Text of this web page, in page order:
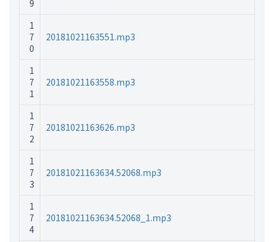
9
1
7
0
20181021163551.mp3
1
7
1
20181021163558.mp3
1
7
2
20181021163626.mp3
1
7
3
20181021163634.52068.mp3
1
7
4
20181021163634.52068_1.mp3